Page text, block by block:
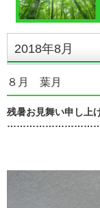
2018年8月
８月 葉月
残暑お見舞い申し上